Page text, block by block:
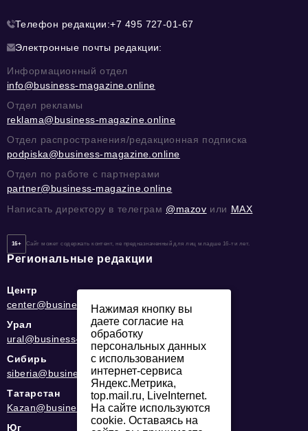
Телефон редакции:+7 495 727-01-67
Электронные почты редакции:
Информационный отдел
info@business-magazine.online
Отдел рекламы
reklama@business-magazine.online
Отдел распространения/редакционная подписка
podpiska@business-magazine.online
Отдел по работе с партнерами
partner@business-magazine.online
Написать директору в телеграм @mazov или MAX
16+ Сайт может содержать контент, не предназначенный для лиц младше 16-ти лет.
Региональные редакции
Центр
center@business-magazine.online
Урал
ural@business-magazine.online
Сибирь
siberia@business-magazine.online
Татарстан
Kazan@business-magazine.online
Юг
Нажимая кнопку вы
даете согласие на
обработку
персональных данных
с использованием
интернет-сервиса
Яндекс.Метрика,
top.mail.ru, LiveInternet.
На сайте используются
cookie. Оставаясь на